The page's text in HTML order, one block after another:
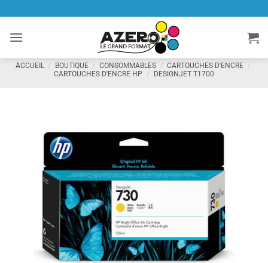
contenu
ACCUEIL / BOUTIQUE / CONSOMMABLES / CARTOUCHES D'ENCRE /
CARTOUCHES D'ENCRE HP / DESIGNJET T1700